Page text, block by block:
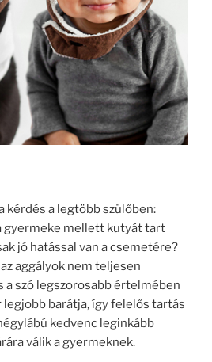
kérdés a legtöbb szülőben:
gyermeke mellett kutyát tart
jó hatással van a csemetére?
aggályok nem teljesen
a szó legszorosabb értelmében
legjobb barátja, így felelős tartás
kedvenc leginkább
válik a gyermeknek.